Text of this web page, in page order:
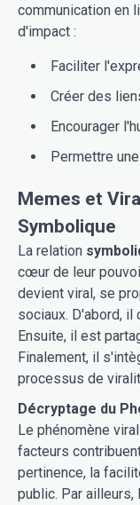
communication en
d'impact :
Faciliter
Créer des
Encourager
Permettre
Memes et
Symbolique
La relation
cœur de leur
devient viral, se
sociaux. D'abord,
Ensuite, il est
Finalement, il
processus de
Décryptage du
Le phénomène
facteurs
pertinence, la
public. Par